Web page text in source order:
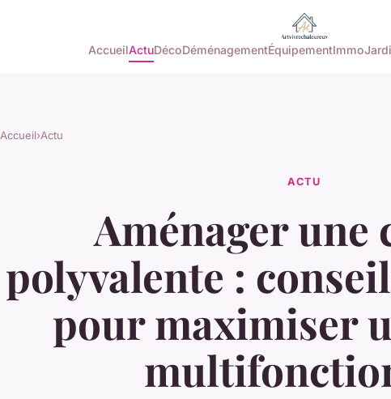
AccueilActuDécoDéménagementÉquipementImmo
Accueil›Actu
ACTU
Aménager une
polyvalente :
pour maximiser